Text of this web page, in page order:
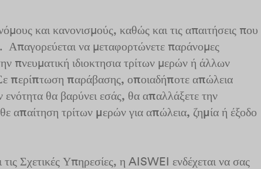
και κανονισμούς, καθώς και τις απαιτήσεις που
Απαγορεύεται να μεταφορτώνετε παράνομες
πνευματική ιδιοκτησια τρίτων μερών ή άλλων
περίπτωση παράβασης, οποιαδήποτε απώλεια
θα βαρύνει εσάς, θα απαλλάξετε την
απαίτηση τρίτων μερών για απώλεια, ζημία ή έξοδο
Σχετικές Υπηρεσίες, η AISWEI ενδέχεται να σας